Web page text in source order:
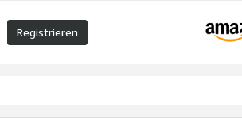
Registrieren